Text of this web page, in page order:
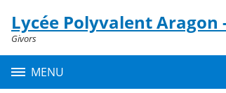
Menu de la rubrique
Contenu
Lycée Polyvalent Aragon
Givors
MENU